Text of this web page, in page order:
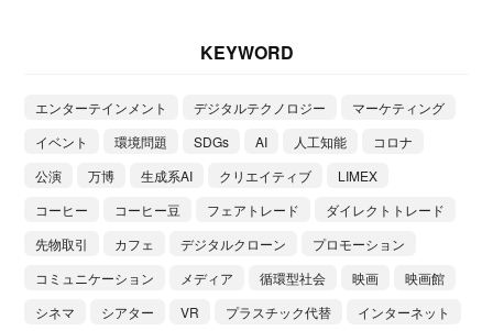
KEYWORD
エンターテインメント デジタルテクノロジー
マーケティング
イベント
環境問題 SDGs AI 人工知能
コロナ
公演
万博 生成系AI クリエイティブ
LIMEX
コーヒー
コーヒー豆 フェアトレード
ダイレクトトレード
先物取引
カフェ デジタルクローン
プロモーション
コミュニケーション
メディア 循環型社会 映画
映画館
シネマ
シアター VR プラスチック代替
インターネット